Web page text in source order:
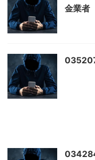
金業者